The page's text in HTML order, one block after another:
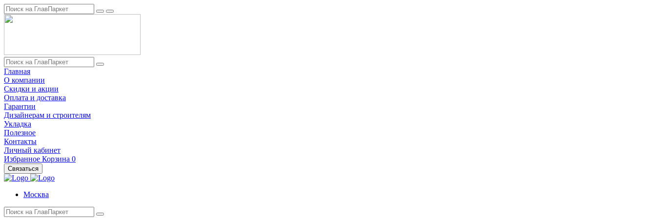
Главная
О компании
Скидки и акции
Оплата и доставка
Гарантии
Дизайнерам и строителям
Укладка
Полезное
Контакты
Личный кабинет
Избранное Корзина 0
Связаться
Москва